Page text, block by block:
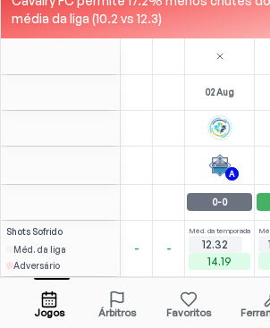
média da liga (10.2 vs 12.3)
02 Aug
A
0-0
Shots Sofrido
Méd. da liga
Adversário
- -
Méd. da temporada
12.32
14.19
T. Borges Abrir menu 74' CAM
Jogos Árbitros Favoritos